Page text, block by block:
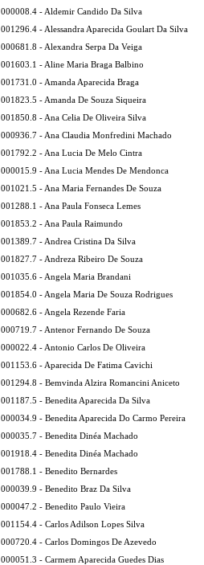
000008.4 - Aldemir Candido Da Silva
001296.4 - Alessandra Aparecida Goulart Da Silva
000681.8 - Alexandra Serpa Da Veiga
001603.1 - Aline Maria Braga Balbino
001731.0 - Amanda Aparecida Braga
001823.5 - Amanda De Souza Siqueira
001850.8 - Ana Celia De Oliveira Silva
000936.7 - Ana Claudia Monfredini Machado
001792.2 - Ana Lucia De Melo Cintra
000015.9 - Ana Lucia Mendes De Mendonca
001021.5 - Ana Maria Fernandes De Souza
001288.1 - Ana Paula Fonseca Lemes
001853.2 - Ana Paula Raimundo
001389.7 - Andrea Cristina Da Silva
001827.7 - Andreza Ribeiro De Souza
001035.6 - Angela Maria Brandani
001854.0 - Angela Maria De Souza Rodrigues
000682.6 - Angela Rezende Faria
000719.7 - Antenor Fernando De Souza
000022.4 - Antonio Carlos De Oliveira
001153.6 - Aparecida De Fatima Cavichi
001294.8 - Bemvinda Alzira Romancini Aniceto
001187.5 - Benedita Aparecida Da Silva
000034.9 - Benedita Aparecida Do Carmo Pereira
000035.7 - Benedita Dinéa Machado
001918.4 - Benedita Dinéa Machado
001788.1 - Benedito Bernardes
000039.9 - Benedito Braz Da Silva
000047.2 - Benedito Paulo Vieira
001154.4 - Carlos Adilson Lopes Silva
000720.4 - Carlos Domingos De Azevedo
000051.3 - Carmem Aparecida Guedes Dias